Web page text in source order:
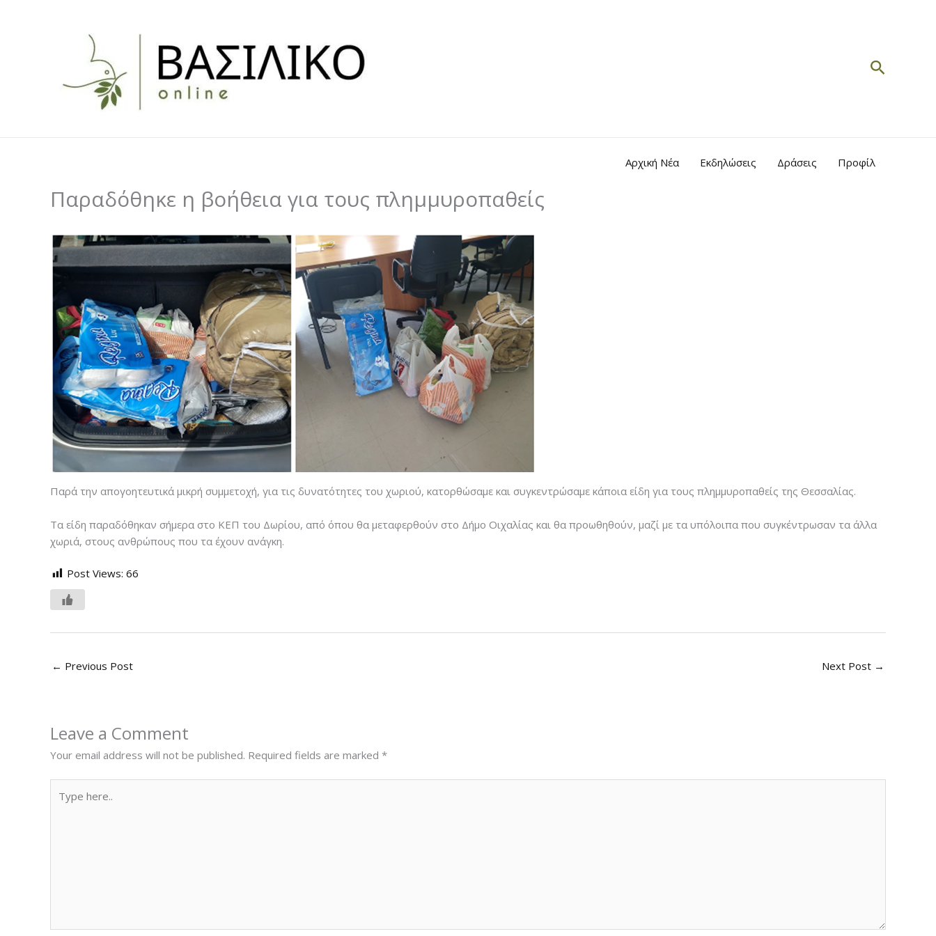
Search
Αρχική Νέα Εκδηλώσεις Δράσεις Προφίλ
Παραδόθηκε η βοήθεια για τους πλημμυροπαθείς
Παρά την απογοητευτικά μικρή συμμετοχή, για τις δυνατότητες του χωριού, κατορθώσαμε και συγκεντρώσαμε κάποια είδη για τους πλημμυροπαθείς της Θεσσαλίας.
Τα είδη παραδόθηκαν σήμερα στο ΚΕΠ του Δωρίου, από όπου θα μεταφερθούν στο Δήμο Οιχαλίας και θα προωθηθούν, μαζί με τα υπόλοιπα που συγκέντρωσαν τα άλλα
χωριά, στους ανθρώπους που τα έχουν ανάγκη.
Post Views: 66
← Previous Post Next Post →
Leave a Comment
Your email address will not be published. Required fields are marked *
here..